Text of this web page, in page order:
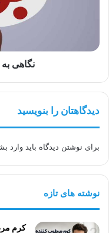
نگاهی
دیدگاهتان را بنویسید
برای نوشتن دیدگاه باید وارد
نوشته های تازه
کرم